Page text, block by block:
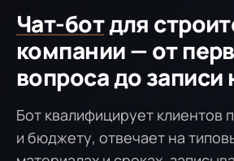
Чат-ботдля
компании — от
вопроса до записи
Бот квалифицирует клиентов
и бюджету, отвечает на